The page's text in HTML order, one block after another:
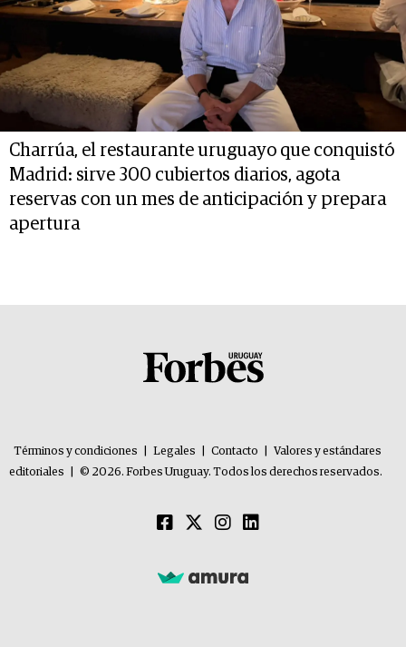
Charrúa, el restaurante uruguayo que conquistó
Madrid: sirve 300 cubiertos diarios, agota
reservas con un mes de anticipación y prepara
apertura
Términos y condiciones Legales Contacto
Valores y estándares
editoriales
© 2026. Forbes Uruguay. Todos los derechos reservados.